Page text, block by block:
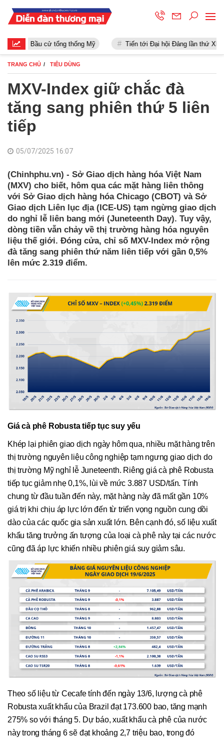
Bầu cử tổng thống Mỹ Tiến tới Đại hội Đảng lần thứ XIII
TRANG CHỦ TIÊU DÙNG
MXV-Index giữ chắc đà
tăng sang phiên thứ 5 liên
tiếp
05/07/2025 16:07
(Chinhphu.vn) - Sở Giao dịch hàng hóa Việt Nam
(MXV) cho biết, hôm qua các mặt hàng liên thông
với Sở Giao dịch hàng hóa Chicago (CBOT) và Sở
Giao dịch Liên lục địa (ICE-US) tạm ngừng giao dịch
do nghỉ lễ liên bang mới (Juneteenth Day). Tuy vậy,
dòng tiền vẫn chảy về thị trường hàng hóa nguyên
liệu thế giới. Đóng cửa, chỉ số MXV-Index mở rộng
đà tăng sang phiên thứ năm liên tiếp với gần 0,5%
lên mức 2.319 điểm.
Giá cà phê Robusta tiếp tục suy yếu
Khép lại phiên giao dịch ngày hôm qua, nhiều mặt hàng trên
thị trường nguyên liệu công nghiệp tạm ngưng giao dịch do
thị trường Mỹ nghỉ lễ Juneteenth. Riêng giá cà phê Robusta
tiếp tục giảm nhẹ 0,1%, lùi về mức 3.887 USD/tấn. Tính
chung từ đầu tuần đến này, mặt hàng này đã mất gần 10%
giá trị khi chịu áp lực lớn đến từ triển vọng nguồn cung dồi
dào của các quốc gia sản xuất lớn. Bên cạnh đó, số liệu xuất
khẩu tăng trưởng ấn tượng của loại cà phê này tại các nước
cũng đã áp lực khiến nhiều phiên giá suy giảm sâu.
Theo số liệu từ Cecafe tính đến ngày 13/6, lượng cà phê
Robusta xuất khẩu của Brazil đạt 173.600 bao, tăng mạnh
275% so với tháng 5. Dự báo, xuất khẩu cà phê của nước
này trong tháng 6 sẽ đạt khoảng 2,7 triệu bao, trong đó